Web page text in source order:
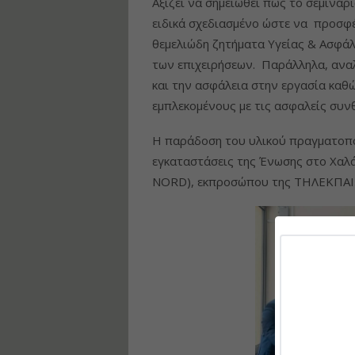
ειδικά σχεδιασμένο ώστε να
θεμελιώδη ζητήματα Υγείας &
των επιχειρήσεων. Παράλληλα,
και την ασφάλεια στην εργασία
εμπλεκομένους με τις ασφαλείς
Η παράδοση του υλικού
εγκαταστάσεις της Ένωσης στο
NORD), εκπροσώπου της